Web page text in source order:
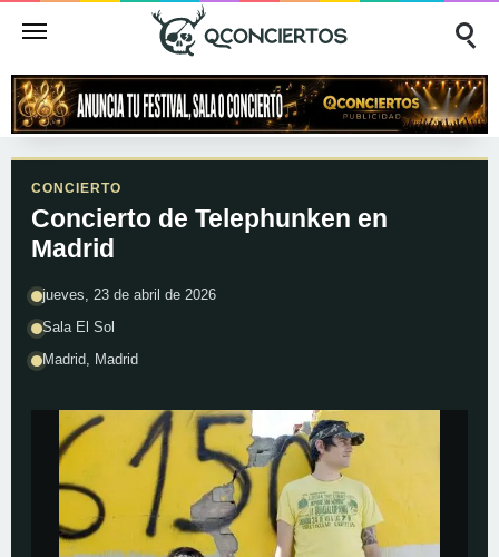
CONCIERTO
Concierto de Telephunken en
Madrid
jueves, 23 de abril de 2026
Sala El Sol
Madrid, Madrid